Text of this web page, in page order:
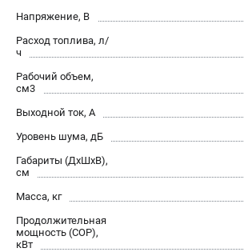
Напряжение, В
Расход топлива, л/
ч
Рабочий объем,
см3
Выходной ток, А
Уровень шума, дБ
Габариты (ДхШхВ),
см
Масса, кг
Продолжительная
мощность (COP),
кВт